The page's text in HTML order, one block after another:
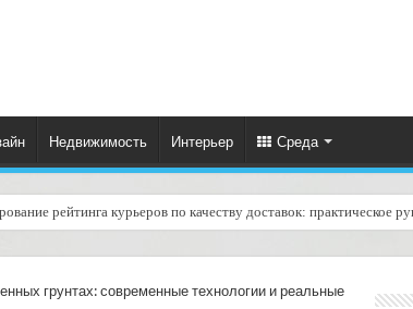
Недвижимость Интерьер Среда
рейтинга курьеров по качеству доставок: практическое
номера акта о несоответствии груза»: как это работает и
грунтах: современные технологии и реальные